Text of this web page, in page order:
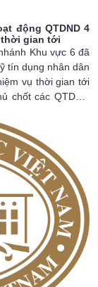
động QTDND 4
thời gian tới
Khu vực 6 đã
tín dụng nhân dân
vụ thời gian tới
chốt các QTDND
hành và phòng